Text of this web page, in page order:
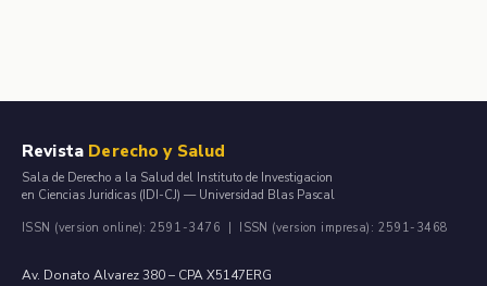
Revista Derecho y Salud
Sala de Derecho a la Salud del Instituto de Investigacion
en Ciencias Juridicas (IDI-CJ) — Universidad Blas Pascal
ISSN (version online): 2591-3476 | ISSN (version impresa): 2591-3468
Av. Donato Alvarez 380 – CPA X5147ERG